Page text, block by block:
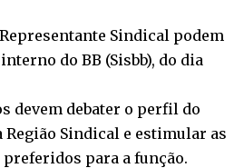
Sindical podem
do BB (Sisbb), do dia
devem debater o perfil do
Região Sindical e estimular as
para a função.